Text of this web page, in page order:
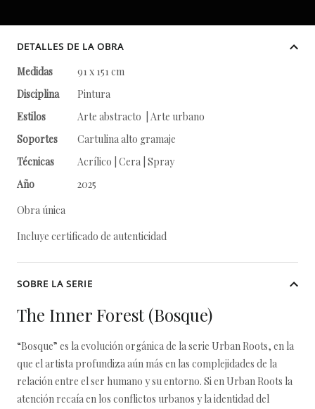
DETALLES DE LA OBRA
Medidas
91 x 151 cm
Disciplina
Pintura
Estilos
Arte abstracto | Arte urbano
Soportes
Cartulina alto gramaje
Técnicas
Acrílico | Cera | Spray
Año
2025
Obra única
Incluye certificado de autenticidad
SOBRE LA SERIE
The Inner Forest (Bosque)
“Bosque” es la evolución orgánica de la serie Urban Roots, en la
que el artista profundiza aún más en las complejidades de la
relación entre el ser humano y su entorno. Si en Urban Roots la
atención recaía en los conflictos urbanos y la identidad del